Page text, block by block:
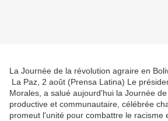
La Journée de la révolution agraire en
La Paz, 2 août (Prensa Latina) Le
Morales, a salué aujourd'hui la Journée
productive et communautaire, célébrée
promeut l'unité pour combattre le racisme